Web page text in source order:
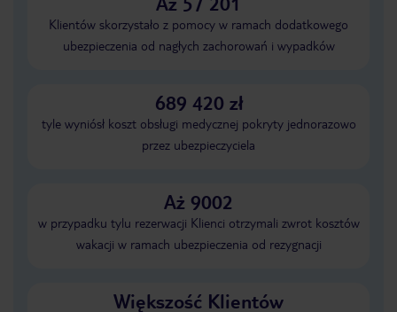
Klientów skorzystało z pomocy w ramach dodatkowego
ubezpieczenia od nagłych zachorowań i wypadków
689 420 zł
tyle wyniósł koszt obsługi medycznej pokryty jednorazowo
przez ubezpieczyciela
Aż 9002
w przypadku tylu rezerwacji Klienci otrzymali zwrot kosztów
wakacji w ramach ubezpieczenia od rezygnacji
Większość Klientów